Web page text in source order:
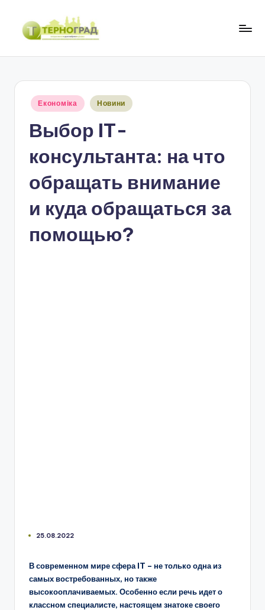
Перейти
Опубліковано
Економіка Новини
Выбор IT-
консультанта: на что
обращать внимание
и куда обращаться за
помощью?
25.08.2022
В современном мире сфера IT – не только одна из
самых востребованных, но также
высокооплачиваемых. Особенно если речь идет о
классном специалисте, настоящем знатоке своего